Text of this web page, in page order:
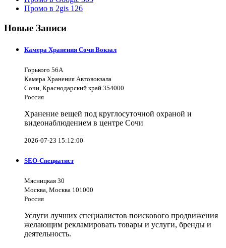
Промо в 2gis 126
Новые Записи
Камера Хранения Сочи Вокзал
Горького 56А
Камера Хранения Автовокзала
Сочи, Краснодарский край 354000
Россия
Хранение вещей под круглосуточной охраной и
видеонаблюдением в центре Сочи
2026-07-23 15:12:00
SEO-Специатист
Мясницкая 30
Москва, Москва 101000
Россия
Услуги лучших специалистов поискового продвижения
желающим рекламировать товары и услуги, бренды и
деятельность.